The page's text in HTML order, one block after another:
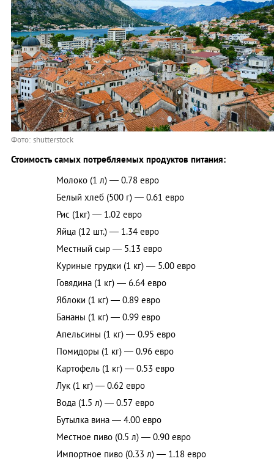
Фото: shutterstock
Стоимость самых потребляемых продуктов питания:
Молоко (1 л) — 0.78 евро
Белый хлеб (500 г) — 0.61 евро
Рис (1кг) — 1.02 евро
Яйца (12 шт.) — 1.34 евро
Местный сыр — 5.13 евро
Куриные грудки (1 кг) — 5.00 евро
Говядина (1 кг) — 6.64 евро
Яблоки (1 кг) — 0.89 евро
Бананы (1 кг) — 0.99 евро
Апельсины (1 кг) — 0.95 евро
Помидоры (1 кг) — 0.96 евро
Картофель (1 кг) — 0.53 евро
Лук (1 кг) — 0.62 евро
Вода (1.5 л) — 0.57 евро
Бутылка вина — 4.00 евро
Местное пиво (0.5 л) — 0.90 евро
Импортное пиво (0.33 л) — 1.18 евро